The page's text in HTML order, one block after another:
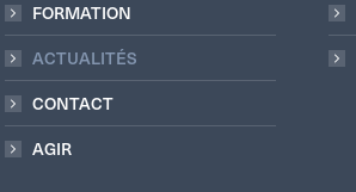
FORMATION
ACTUALITÉS
CONTACT
AGIR